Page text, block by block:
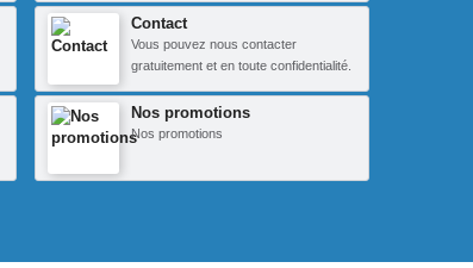
Contact
Vous pouvez nous contacter
gratuitement et en toute confidentialité.
Nos promotions
Nos promotions